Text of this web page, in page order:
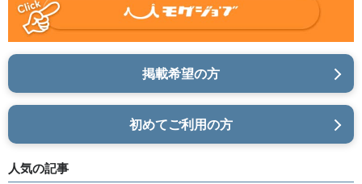
掲載希望の方
初めてご利用の方
人気の記事